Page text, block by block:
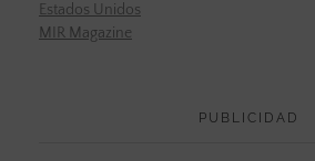
Estados Unidos
MIR Magazine
PUBLICIDAD